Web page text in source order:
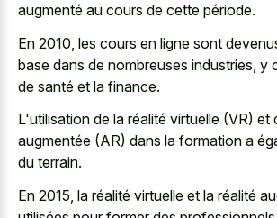
augmenté au cours de cette période.
En 2010, les cours en ligne sont
base dans de nombreuses industries, y
de santé et la finance.
L'utilisation de la réalité virtuelle (VR) et
augmentée (AR) dans la formation a
du terrain.
En 2015, la réalité virtuelle et la réalité